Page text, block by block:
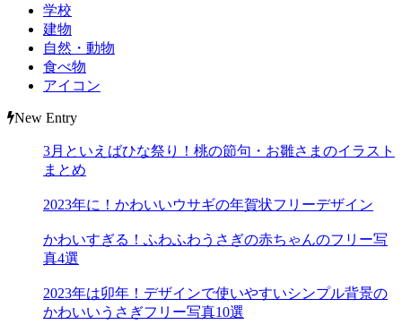
学校
建物
自然・動物
食べ物
アイコン
New Entry
3月といえばひな祭り！桃の節句・お雛さまのイラスト
まとめ
2023年に！かわいいウサギの年賀状フリーデザイン
かわいすぎる！ふわふわうさぎの赤ちゃんのフリー写
真4選
2023年は卯年！デザインで使いやすいシンプル背景の
かわいいうさぎフリー写真10選